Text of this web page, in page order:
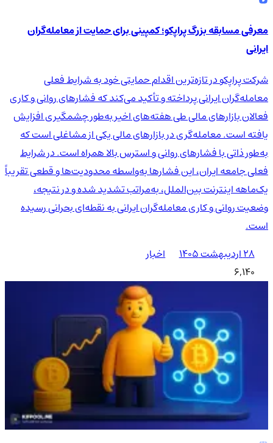
معرفی مسابقه بزرگ پراپکو؛ کمپینی برای حمایت از معامله‌گران
ایرانی
شرکت پراپکو در تازه‌ترین اقدام حمایتی خود به شرایط فعلی
معامله‌گران ایرانی پرداخته و تأکید می‌کند که فشارهای روانی و کاری
فعالان بازارهای مالی طی هفته‌های اخیر به‌طور چشمگیری افزایش
یافته است. معامله‌گری در بازارهای مالی یکی از مشاغلی است که
به‌طور ذاتی با فشارهای روانی و استرس بالا همراه است. در شرایط
فعلی جامعه ایران، این فشارها به‌واسطه محدودیت‌ها و قطعی تقریباً
یک‌ماهه اینترنت بین‌الملل، به‌مراتب تشدید شده و در نتیجه،
وضعیت روانی و کاری معامله‌گران ایرانی به نقطه‌ای بحرانی رسیده
است.
۲۸ اردیبهشت ۱۴۰۵
اخبار
6,140